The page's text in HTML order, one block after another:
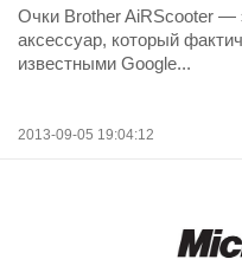
Очки Brother AiRScooter —
аксессуар, который
известными Google...
2013-09-05 19:04:12